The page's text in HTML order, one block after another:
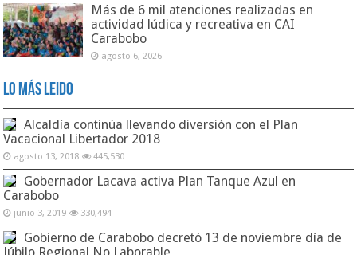
Más de 6 mil atenciones realizadas en
actividad lúdica y recreativa en CAI
Carabobo
agosto 6, 2026
Lo Más Leido
Alcaldía continúa llevando diversión con el Plan
Vacacional Libertador 2018
agosto 13, 2018 445,530
Gobernador Lacava activa Plan Tanque Azul en
Carabobo
junio 3, 2019 330,494
Gobierno de Carabobo decretó 13 de noviembre día de
Júbilo Regional No Laborable